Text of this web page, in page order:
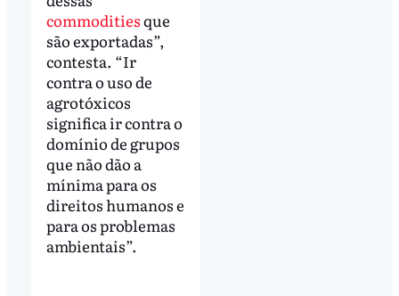
commoditiesque
são exportadas”,
contesta. “Ir
contra o uso de
agrotóxicos
significa ir contra o
domínio de grupos
que não dão a
mínima para os
direitos humanos e
para os problemas
ambientais”.